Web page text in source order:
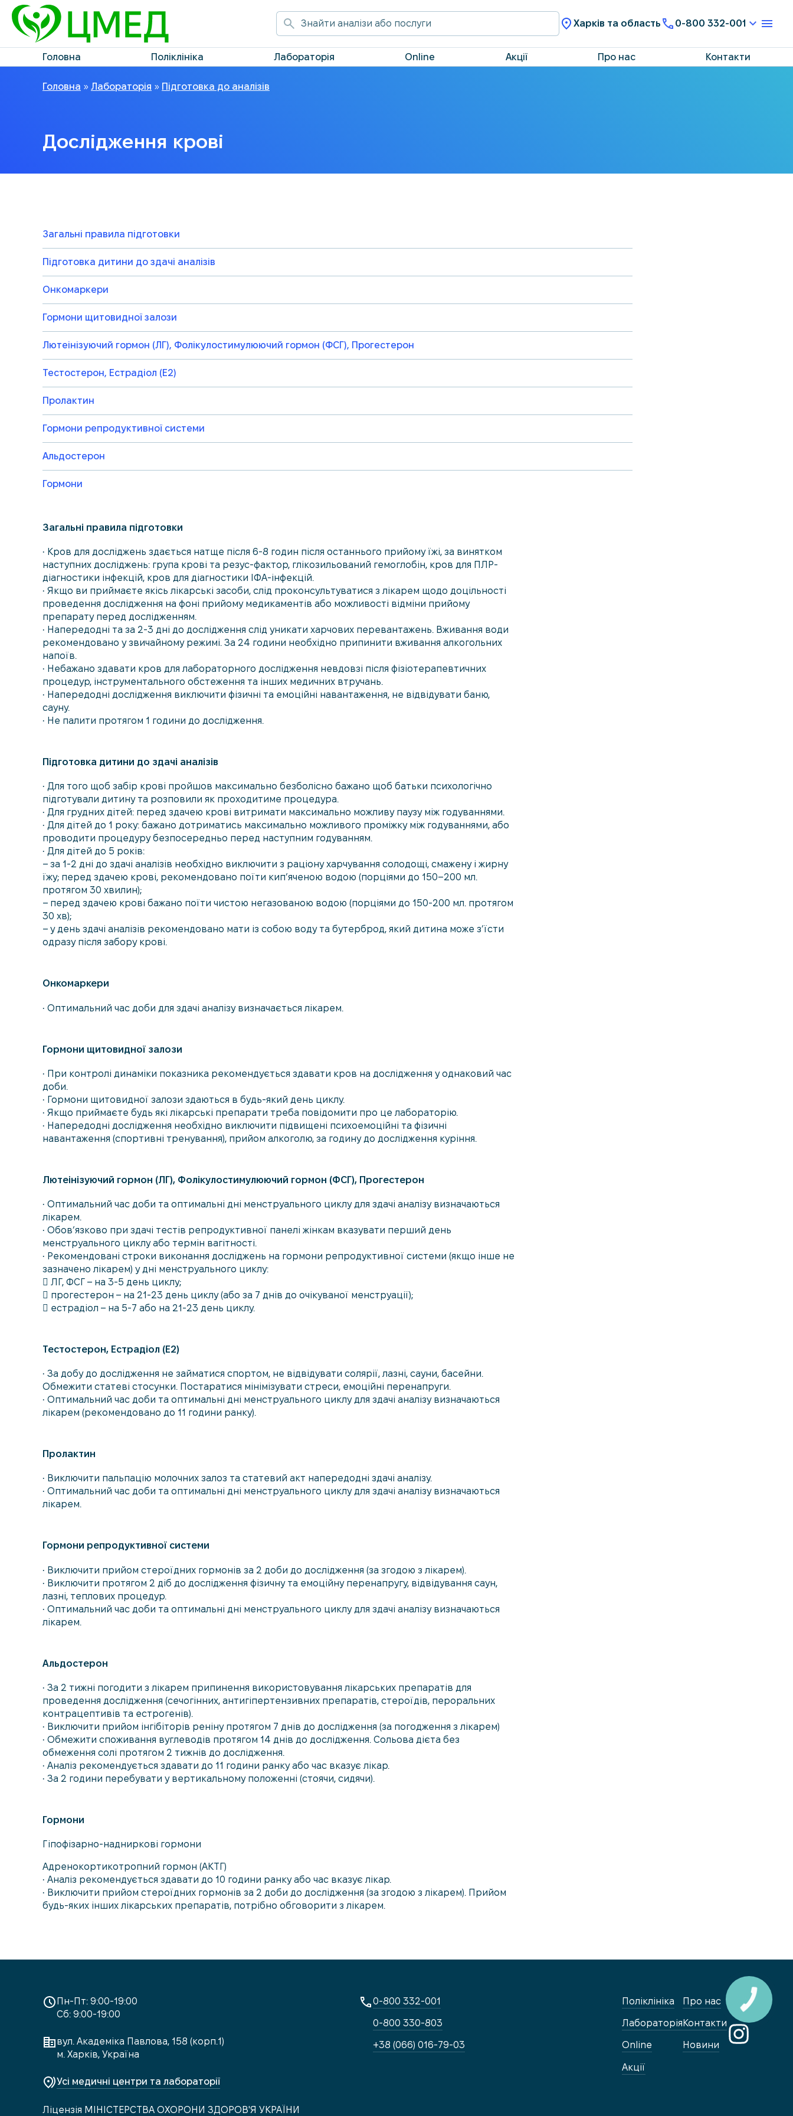
Харків та область 0-800 332-001
Головна Поліклініка Лабораторія Online Акції Про нас Контакти
Головна » Лабораторія » Підготовка до аналізів
Дослідження крові
Загальні правила підготовки
Підготовка дитини до здачі аналізів
Онкомаркери
Гормони щитовидної залози
Лютеінізуючий гормон (ЛГ), Фолікулостимулюючий гормон (ФСГ), Прогестерон
Тестостерон, Естрадіол (Е2)
Пролактин
Гормони репродуктивної системи
Альдостерон
Гормони
Загальні правила підготовки
• Кров для досліджень здається натще після 6-8 годин після останнього прийому їжі, за винятком
наступних досліджень: група крові та резус-фактор, глікозильований гемоглобін, кров для ПЛР-
діагностики інфекцій, кров для діагностики ІФА-інфекцій.
• Якщо ви приймаєте якісь лікарські засоби, слід проконсультуватися з лікарем щодо доцільності
проведення дослідження на фоні прийому медикаментів або можливості відміни прийому
препарату перед дослідженням.
• Напередодні та за 2-3 дні до дослідження слід уникати харчових перевантажень. Вживання води
рекомендовано у звичайному режимі. За 24 години необхідно припинити вживання алкогольних
напоїв.
• Небажано здавати кров для лабораторного дослідження невдовзі після фізіотерапевтичних
процедур, інструментального обстеження та інших медичних втручань.
• Напередодні дослідження виключити фізичні та емоційні навантаження, не відвідувати баню,
сауну.
• Не палити протягом 1 години до дослідження.
Підготовка дитини до здачі аналізів
• Для того щоб забір крові пройшов максимально безболісно бажано щоб батьки психологічно
підготували дитину та розповили як проходитиме процедура.
• Для грудних дітей: перед здачею крові витримати максимально можливу паузу між годуваннями.
• Для дітей до 1 року: бажано дотриматись максимально можливого проміжку між годуваннями, або
проводити процедуру безпосередньо перед наступним годуванням.
• Для дітей до 5 років:
– за 1-2 дні до здачі аналізів необхідно виключити з раціону харчування солодощі, смажену і жирну
їжу; перед здачею крові, рекомендовано поїти кип’яченою водою (порціями до 150–200 мл.
протягом 30 хвилин);
– перед здачею крові бажано поїти чистою негазованою водою (порціями до 150-200 мл. протягом
30 хв);
– у день здачі аналізів рекомендовано мати із собою воду та бутерброд, який дитина може з’їсти
одразу після забору крові.
Онкомаркери
• Оптимальний час доби для здачі аналізу визначається лікарем.
Гормони щитовидної залози
• При контролі динаміки показника рекомендується здавати кров на дослідження у однаковий час
доби.
• Гормони щитовидної залози здаються в будь-який день циклу.
• Якщо приймаєте будь які лікарські препарати треба повідомити про це лабораторію.
• Напередодні дослідження необхідно виключити підвищені психоемоційні та фізичні
навантаження (спортивні тренування), прийом алкоголю, за годину до дослідження куріння.
Лютеінізуючий гормон (ЛГ), Фолікулостимулюючий гормон (ФСГ), Прогестерон
• Оптимальний час доби та оптимальні дні менструального циклу для здачі аналізу визначаються
лікарем.
• Обов’язково при здачі тестів репродуктивної панелі жінкам вказувати перший день
менструального циклу або термін вагітності.
• Рекомендовані строки виконання досліджень на гормони репродуктивної системи (якщо інше не
зазначено лікарем) у дні менструального циклу:
 ЛГ, ФСГ – на 3-5 день циклу;
 прогестерон – на 21-23 день циклу (або за 7 днів до очікуваної менструації);
 естрадіол – на 5-7 або на 21-23 день циклу.
Тестостерон, Естрадіол (Е2)
• За добу до дослідження не займатися спортом, не відвідувати солярії, лазні, сауни, басейни.
Обмежити статеві стосунки. Постаратися мінімізувати стреси, емоційні перенапруги.
• Оптимальний час доби та оптимальні дні менструального циклу для здачі аналізу визначаються
лікарем (рекомендовано до 11 години ранку).
Пролактин
• Виключити пальпацію молочних залоз та статевий акт напередодні здачі аналізу.
• Оптимальний час доби та оптимальні дні менструального циклу для здачі аналізу визначаються
лікарем.
Гормони репродуктивної системи
• Виключити прийом стероїдних гормонів за 2 доби до дослідження (за згодою з лікарем).
• Виключити протягом 2 діб до дослідження фізичну та емоційну перенапругу, відвідування саун,
лазні, теплових процедур.
• Оптимальний час доби та оптимальні дні менструального циклу для здачі аналізу визначаються
лікарем.
Альдостерон
• За 2 тижні погодити з лікарем припинення використовування лікарських препаратів для
проведення дослідження (сечогінних, антигіпертензивних препаратів, стероїдів, пероральних
контрацептивів та естрогенів).
• Виключити прийом інгібіторів реніну протягом 7 днів до дослідження (за погодження з лікарем)
• Обмежити споживання вуглеводів протягом 14 днів до дослідження. Сольова дієта без
обмеження солі протягом 2 тижнів до дослідження.
• Аналіз рекомендується здавати до 11 години ранку або час вказує лікар.
• За 2 години перебувати у вертикальному положенні (стоячи, сидячи).
Гормони
Гіпофізарно-надниркові гормони
Адренокортикотропний гормон (АКТГ)
• Аналіз рекомендується здавати до 10 години ранку або час вказує лікар.
• Виключити прийом стероїдних гормонів за 2 доби до дослідження (за згодою з лікарем). Прийом
будь-яких інших лікарських препаратів, потрібно обговорити з лікарем.
Пн-Пт: 9:00-19:00
Сб: 9:00-19:00
вул. Академіка Павлова, 158 (корп.1)
м. Харків, Україна
Усі медичні центри та лабораторії
Ліцензія МІНІСТЕРСТВА ОХОРОНИ ЗДОРОВ'Я УКРАЇНИ
0-800 332-001
0-800 330-803
+38 (066) 016-79-03
Поліклініка
Лабораторія
Online
Акції
Про нас
Контакти
Новини